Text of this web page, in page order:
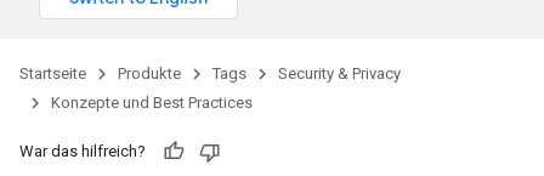
Startseite Produkte Tags
Security & Privacy
Konzepte und Best Practices
War das hilfreich?